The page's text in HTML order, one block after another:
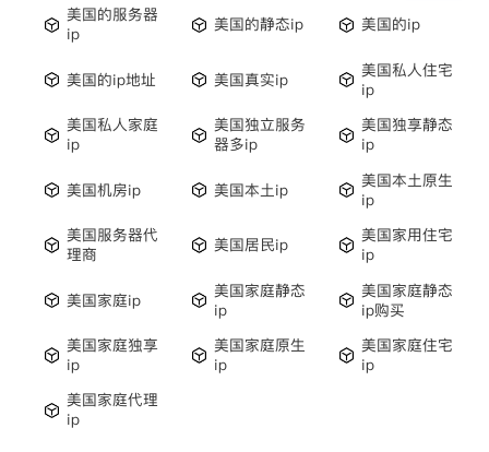
美国的服务器
ip
美国的静态ip 美国的ip
美国的ip地址 美国真实ip
美国私人住宅
ip
美国私人家庭
ip
美国独立服务
器多ip
美国独享静态
ip
美国机房ip 美国本土ip
美国本土原生
ip
美国服务器代
理商
美国居民ip
美国家用住宅
ip
美国家庭ip
美国家庭静态
ip
美国家庭静态
ip购买
美国家庭独享
ip
美国家庭原生
ip
美国家庭住宅
ip
美国家庭代理
ip